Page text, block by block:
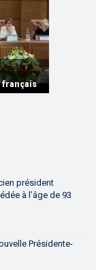
français
|
président
à l’âge de 93
Présidente-